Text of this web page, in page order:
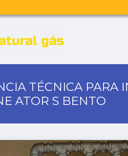
TÉCNICA PARA
ATOR S BENTO